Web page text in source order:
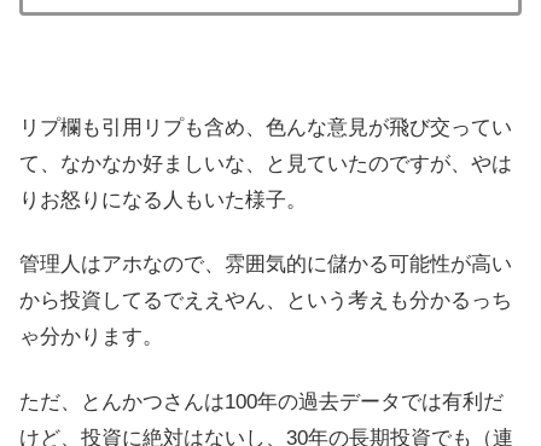
リプ欄も引用リプも含め、色んな意見が飛び交ってい
て、なかなか好ましいな、と見ていたのですが、やは
りお怒りになる人もいた様子。
管理人はアホなので、雰囲気的に儲かる可能性が高い
から投資してるでええやん、という考えも分かるっち
ゃ分かります。
ただ、とんかつさんは100年の過去データでは有利だ
けど、投資に絶対はないし、30年の長期投資でも（連